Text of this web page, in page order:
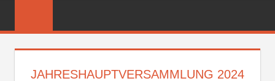
FEUERWEHR
JAHRESHAUPTVERSAMMLUNG 2024